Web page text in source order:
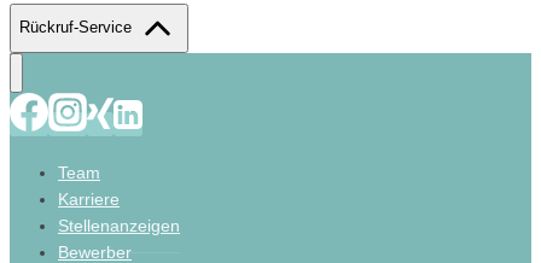
Rückruf-Service
Team
Karriere
Stellenanzeigen
Bewerber